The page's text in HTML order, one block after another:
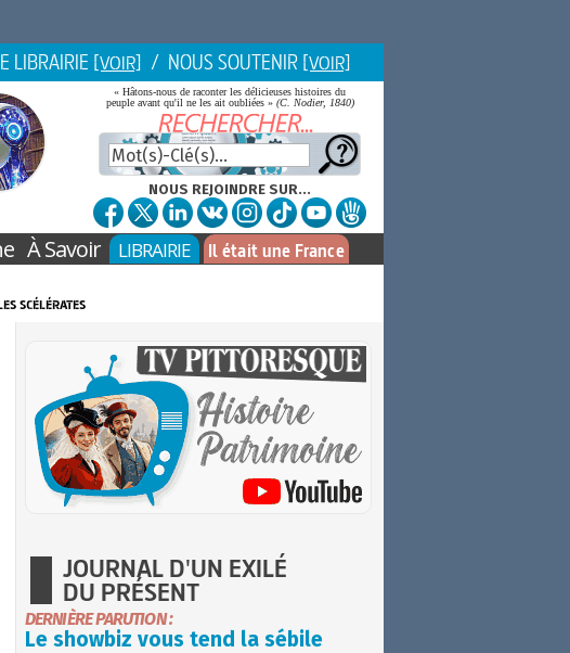
LIBRAIRIE [VOIR] / NOUS SOUTENIR [VOIR]
« Hâtons-nous de raconter les délicieuses histoires du
peuple avant qu'il ne les ait oubliées » (C. Nodier, 1840)
NOUS REJOINDRE SUR...
À Savoir LIBRAIRIE Il était une France
scélérates
JOURNAL D'UN EXILÉ
DU PRÉSENT
DERNIÈRE PARUTION :
Le showbiz vous tend la sébile